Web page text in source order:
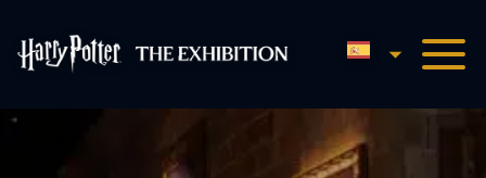
Harry Potter™: The
Español